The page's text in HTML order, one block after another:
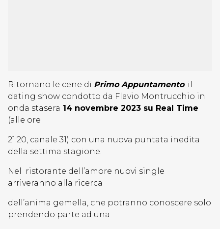
Ritornano le cene di Primo Appuntamento: il
dating show condotto da Flavio Montrucchio in
onda stasera 14 novembre 2023 su Real Time
(alle ore
21:20, canale 31) con una nuova puntata inedita
della settima stagione.
Nel ristorante dell’amore nuovi single
arriveranno alla ricerca
dell’anima gemella, che potranno conoscere solo
prendendo parte ad una